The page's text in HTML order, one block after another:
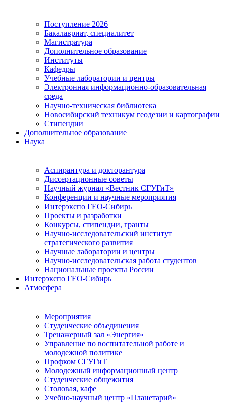
Поступление 2026
Бакалавриат, специалитет
Магистратура
Дополнительное образование
Институты
Кафедры
Учебные лаборатории и центры
Электронная информационно-образовательная
среда
Научно-техническая библиотека
Новосибирский техникум геодезии и картографии
Стипендии
Дополнительное образование
Наука
Аспирантура и докторантура
Диссертационные советы
Научный журнал «Вестник СГУГиТ»
Конференции и научные мероприятия
Интерэкспо ГЕО-Сибирь
Проекты и разработки
Конкурсы, стипендии, гранты
Научно-исследовательский институт
стратегического развития
Научные лаборатории и центры
Научно-исследовательская работа студентов
Национальные проекты России
Интерэкспо ГЕО-Сибирь
Атмосфера
Мероприятия
Студенческие объединения
Тренажерный зал «Энергия»
Управление по воспитательной работе и
молодежной политике
Профком СГУГиТ
Молодежный информационный центр
Студенческие общежития
Столовая, кафе
Учебно-научный центр «Планетарий»